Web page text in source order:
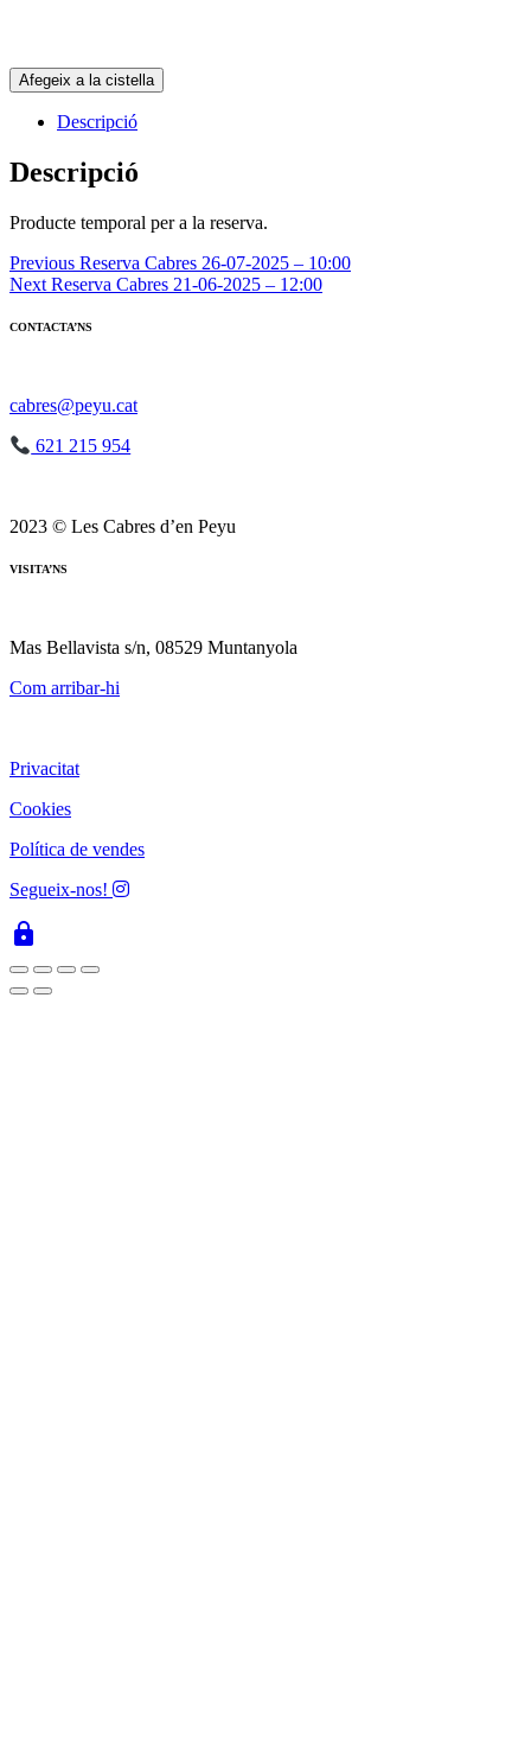
quantitat
de
Reserva
26-
07-
-
Afegeix a la cistella
Descripció
Descripció
Producte temporal per a la reserva.
Navegació
d'entrades
Previous Reserva Cabres 26-07-2025 – 10:00
Next Reserva Cabres 21-06-2025 – 12:00
CONTACTA’NS
cabres@peyu.cat
621 215 954
2023 © Les Cabres d’en Peyu
VISITA’NS
Mas Bellavista s/n, 08529 Muntanyola
Com arribar-hi
Privacitat
Cookies
Política de vendes
Segueix-nos!
lock